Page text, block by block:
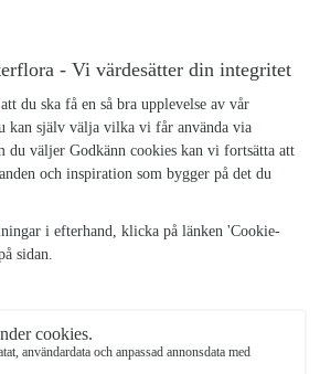
växt i säsong. Låt våra florister hjälpa
- enklare kan det inte bli!
en lägre liten blommande växt, medan
en något större växt med blommande blad.
olika säsonger.